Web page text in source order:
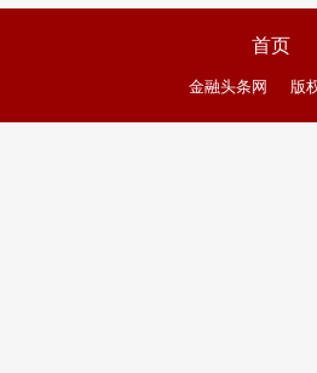
首页
金融头条网 版